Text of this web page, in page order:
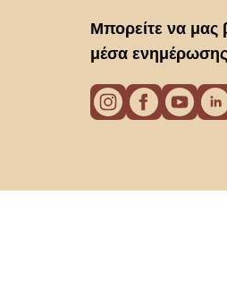
Μπορείτε να μας
μέσα ενημέρωσης